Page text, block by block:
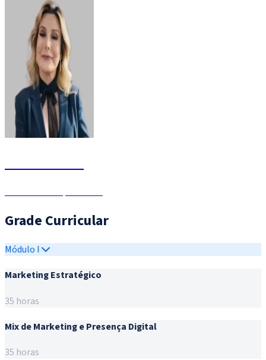
Pricila Caied
Grade Curricular
Módulo I
Marketing Estratégico
35 horas
Mix de Marketing e Presença Digital
35 horas